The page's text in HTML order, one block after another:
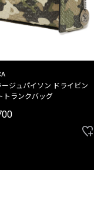
ージュパイソン ドライビン
トランクバッグ